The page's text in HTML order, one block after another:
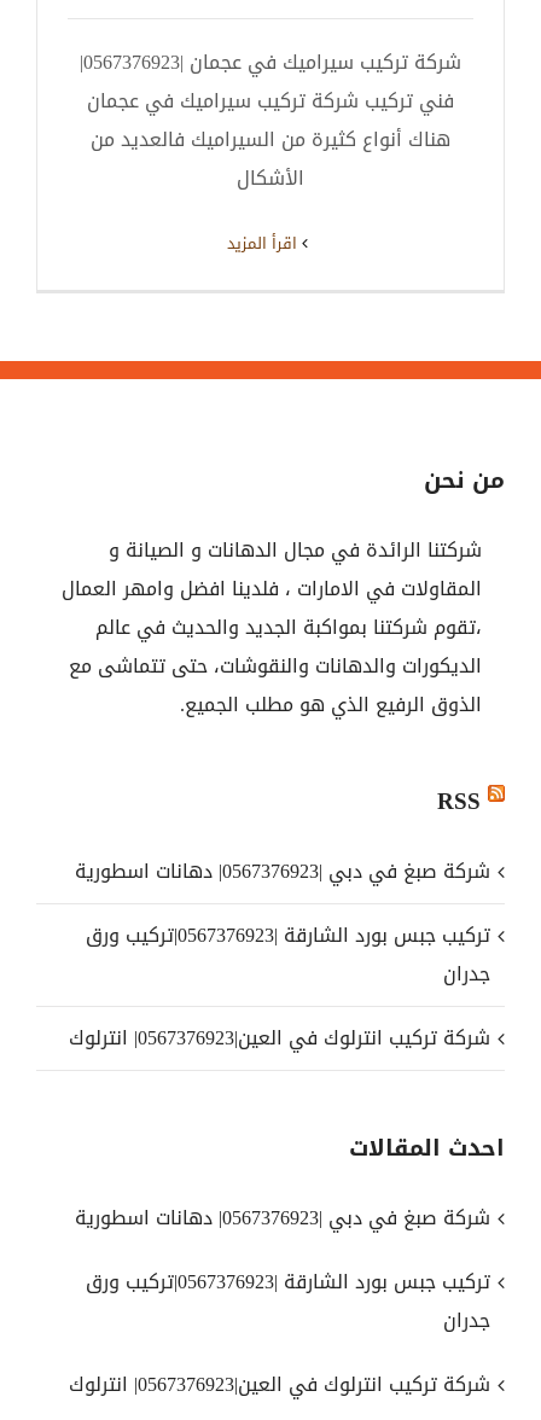
شركة تركيب سيراميك في عجمان |0567376923|
فني تركيب شركة تركيب سيراميك في عجمان
هناك أنواع كثيرة من السيراميك فالعديد من
الأشكال
من نحن
شركتنا الرائدة في مجال الدهانات و الصيانة و
المقاولات في الامارات ، فلدينا افضل وامهر العمال
،تقوم شركتنا بمواكبة الجديد والحديث في عالم
الديكورات والدهانات والنقوشات، حتى تتماشى مع
الذوق الرفيع الذي هو مطلب الجميع.
RSS
شركة صبغ في دبي |0567376923| دهانات اسطورية
تركيب جبس بورد الشارقة |0567376923|تركيب ورق
جدران
شركة تركيب انترلوك في العين|0567376923| انترلوك
احدث المقالات
شركة صبغ في دبي |0567376923| دهانات اسطورية
تركيب جبس بورد الشارقة |0567376923|تركيب ورق
جدران
شركة تركيب انترلوك في العين|0567376923| انترلوك